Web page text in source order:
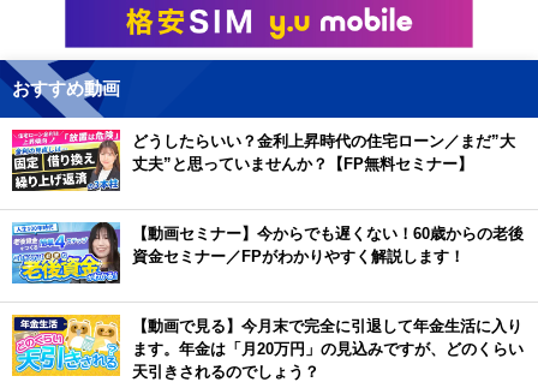
おすすめ動画
どうしたらいい？金利上昇時代の住宅ローン／まだ”大
丈夫”と思っていませんか？【FP無料セミナー】
【動画セミナー】今からでも遅くない！60歳からの老後
資金セミナー／FPがわかりやすく解説します！
【動画で見る】今月末で完全に引退して年金生活に入り
ます。年金は「月20万円」の見込みですが、どのくらい
天引きされるのでしょう？